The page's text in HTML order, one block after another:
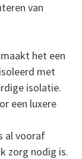
van
het een
met
isolatie.
een luxere
al vooraf
zorg nodig is.